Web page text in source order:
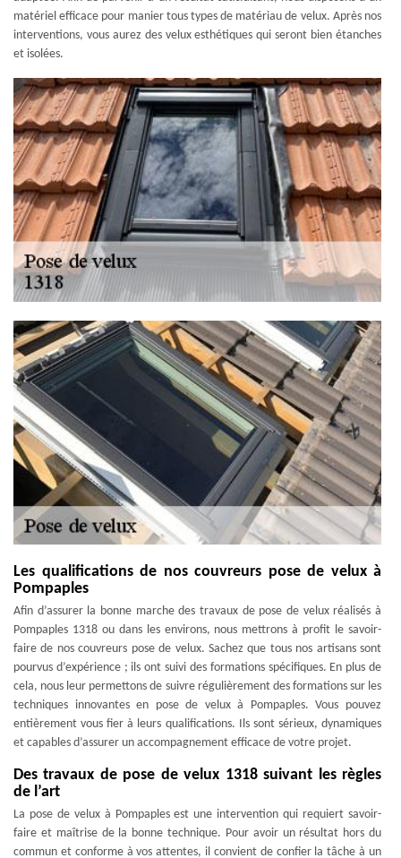
matériel efficace pour manier tous types de matériau de velux. Après nos
interventions, vous aurez des velux esthétiques qui seront bien étanches
et isolées.
Les qualifications de nos couvreurs pose de velux à
Pompaples
Afin d’assurer la bonne marche des travaux de pose de velux réalisés à
Pompaples 1318 ou dans les environs, nous mettrons à profit le savoir-
faire de nos couvreurs pose de velux. Sachez que tous nos artisans sont
pourvus d’expérience ; ils ont suivi des formations spécifiques. En plus de
cela, nous leur permettons de suivre régulièrement des formations sur les
techniques innovantes en pose de velux à Pompaples. Vous pouvez
entièrement vous fier à leurs qualifications. Ils sont sérieux, dynamiques
et capables d’assurer un accompagnement efficace de votre projet.
Des travaux de pose de velux 1318 suivant les règles
de l’art
La pose de velux à Pompaples est une intervention qui requiert savoir-
faire et maîtrise de la bonne technique. Pour avoir un résultat hors du
commun et conforme à vos attentes, il convient de confier la tâche à un